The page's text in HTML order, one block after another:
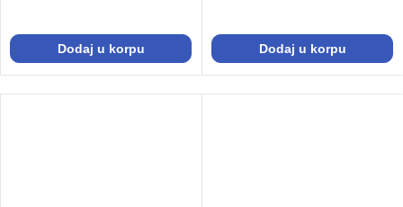
Dodaj u korpu Dodaj u korpu